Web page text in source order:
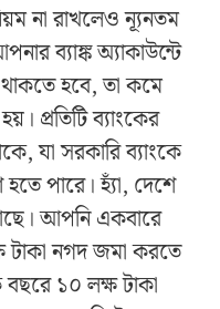
না রাখলেও ন্যূনতম
ব্যাঙ্ক অ্যাকাউন্টে
থাকতে হবে, তা কমে
প্রতিটি ব্যাংকের
যা সরকারি ব্যাংকে
পারে। হ্যাঁ, দেশে
আপনি একবারে
টাকা নগদ জমা করতে
১০ লক্ষ টাকা